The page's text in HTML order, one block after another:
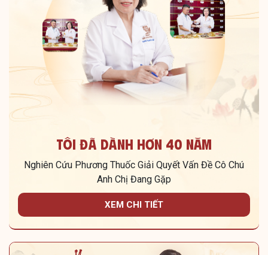
Tôi Đã Dành Hơn 40 Năm
Nghiên Cứu Phương Thuốc Giải Quyết Vấn Đề Cô Chú
Anh Chị Đang Gặp
XEM CHI TIẾT